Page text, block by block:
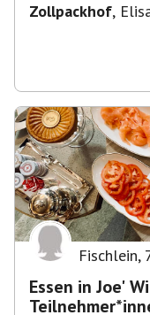
Zollpackhof,
Fischlein,
Essen in Joe'